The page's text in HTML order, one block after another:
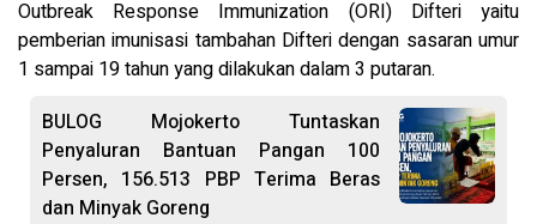
Outbreak Response Immunization (ORI) Difteri yaitu
pemberian imunisasi tambahan Difteri dengan sasaran umur
1 sampai 19 tahun yang dilakukan dalam 3 putaran.
BULOG Mojokerto Tuntaskan
Penyaluran Bantuan Pangan 100
Persen, 156.513 PBP Terima Beras
dan Minyak Goreng